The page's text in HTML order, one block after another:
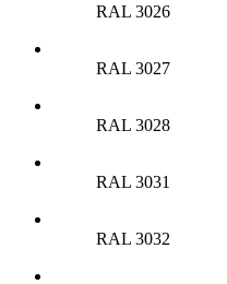
RAL 3026
RAL 3027
RAL 3028
RAL 3031
RAL 3032